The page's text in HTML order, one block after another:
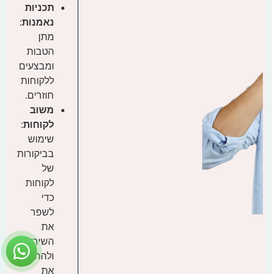
תכניות
נאמנות:
מתן
הטבות
ומבצעים
ללקוחות
חוזרים.
משוב
לקוחות:
שימוש
בביקורות
של
לקוחות
כדי
לשפר
את
השירות
ולהתאים
את